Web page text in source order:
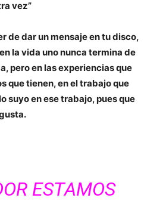
vez”
de dar un mensaje en tu disco,
la vida uno nunca termina de
pero en las experiencias que
que tienen, en el trabajo que
suyo en ese trabajo, pues que
ESTAMOS